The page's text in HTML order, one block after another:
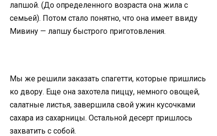
лапшой. (До определенного возраста она жила с
семьей). Потом стало понятно, что она имеет ввиду
Мивину — лапшу быстрого приготовления.
Мы же решили заказать спагетти, которые пришлись
ко двору. Еще она захотела пиццу, немного овощей,
салатные листья, завершила свой ужин кусочками
сахара из сахарницы. Остальной десерт пришлось
захватить с собой.